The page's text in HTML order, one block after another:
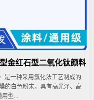
金红石型二氧化钛颜料
是一种采用氯化法工艺制成的
的白色粉末，具有高光泽、高
型...